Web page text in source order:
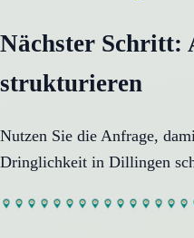
Nächster Schritt:
strukturieren
Nutzen Sie die Anfrage,
Dringlichkeit in Dillingen